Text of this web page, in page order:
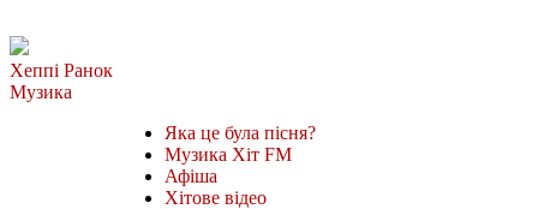
Хеппі Ранок
Музика
Яка це була пісня?
Музика Хіт FM
Афіша
Хітове відео